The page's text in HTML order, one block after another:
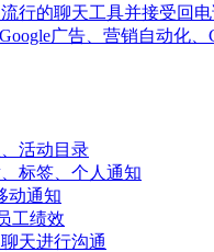
行的聊天工具并接受回
广告、营销自动化
活动目录
标签、个人通知
动通知
工绩效
天进行沟通